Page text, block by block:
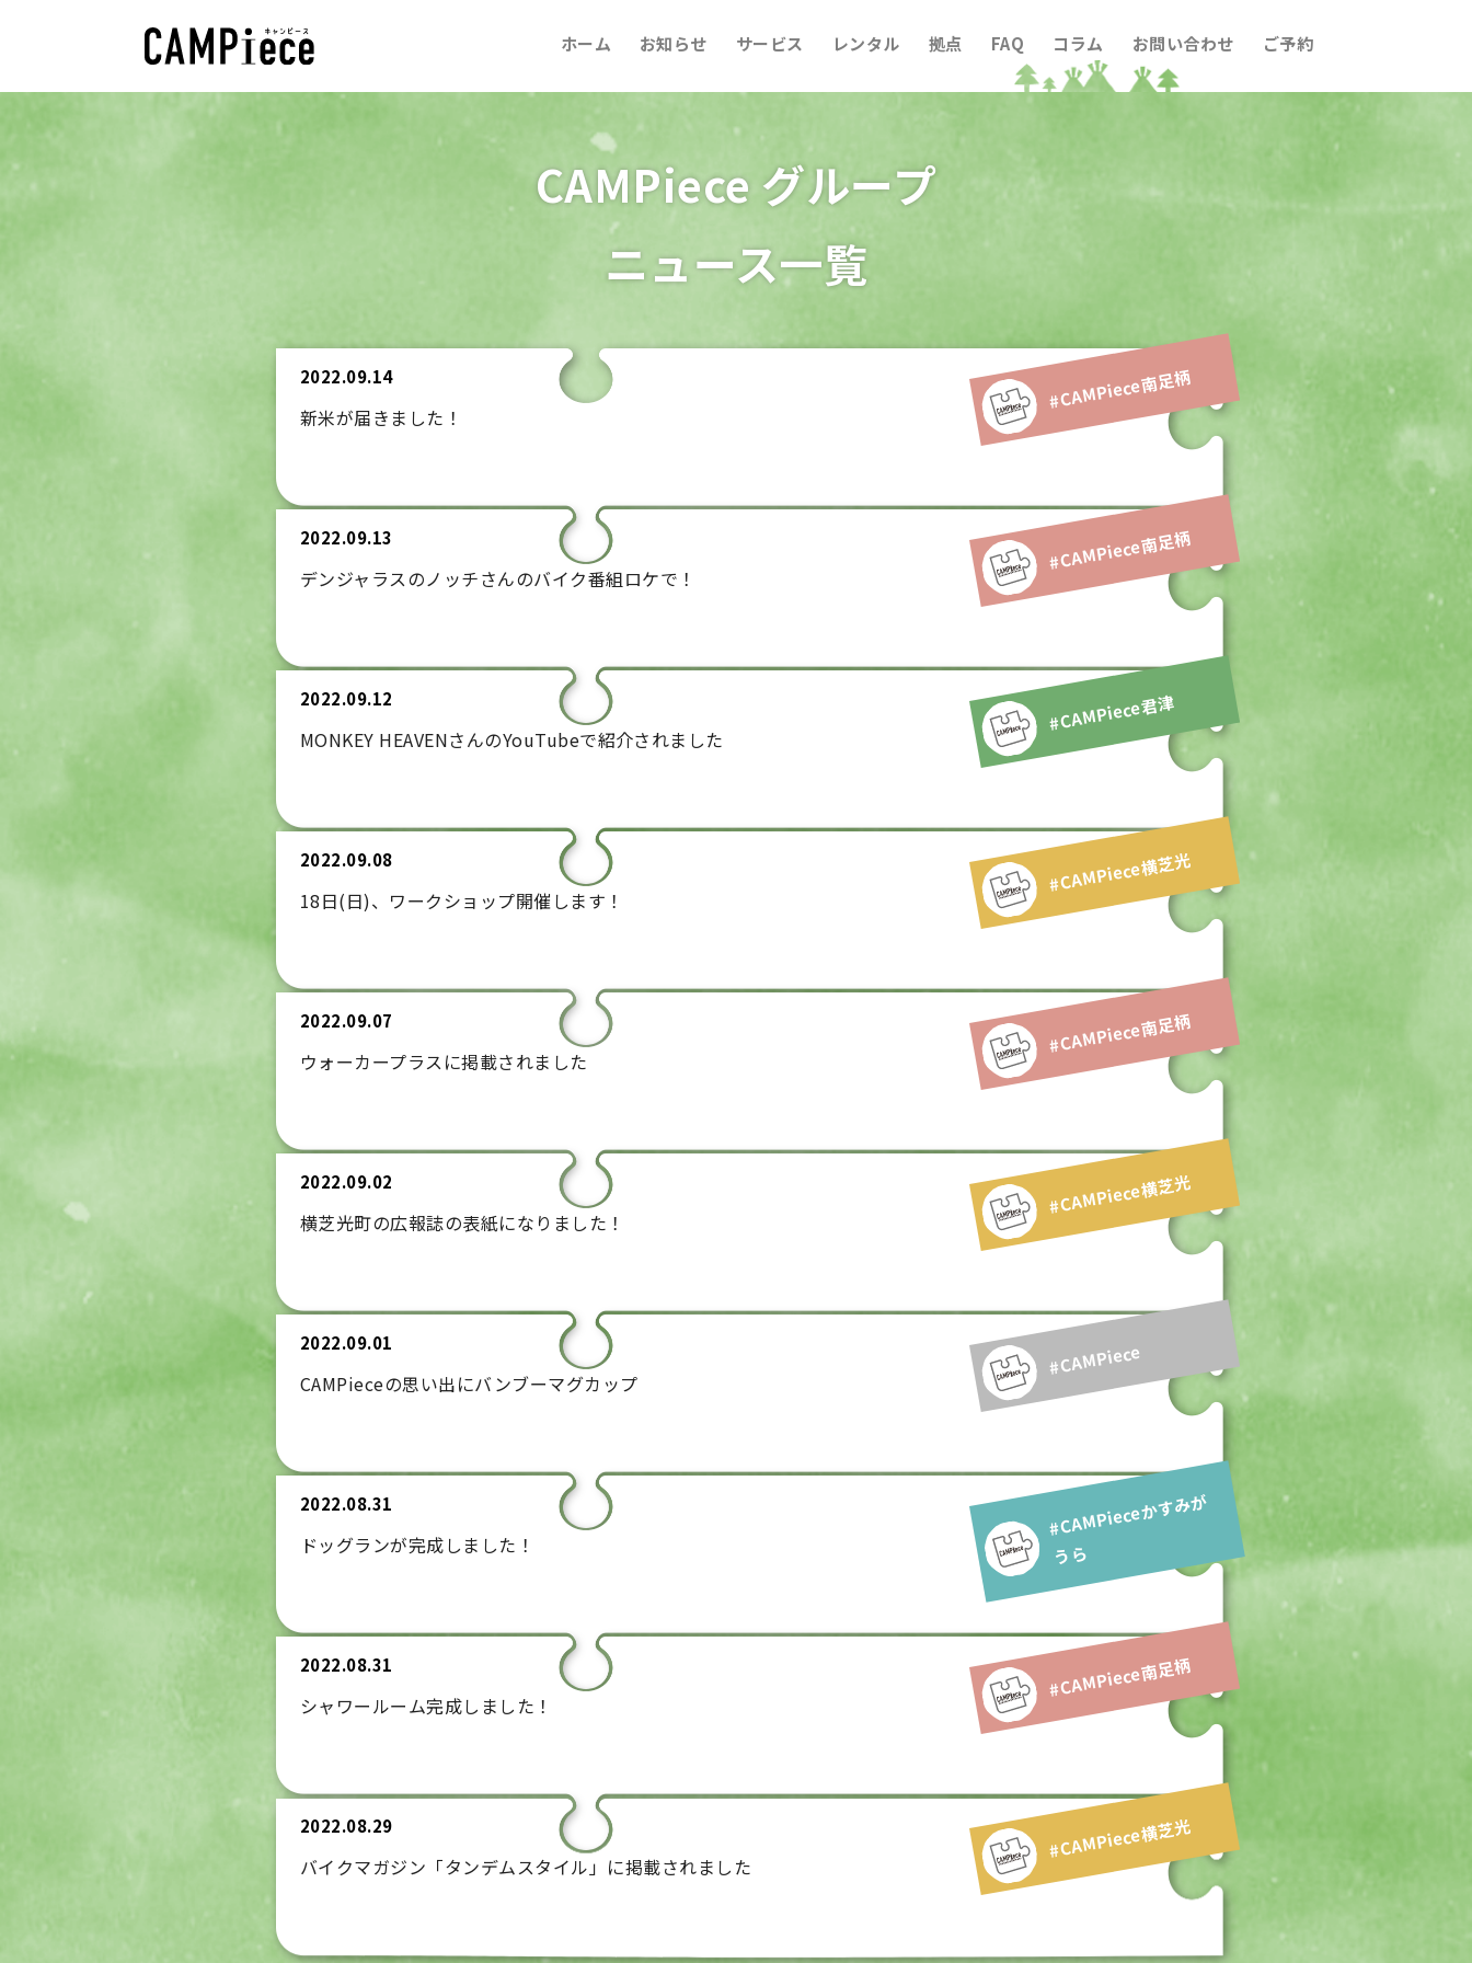
ホーム お知らせ サービス レンタル 拠点 FAQ コラム お問い合わせ ご予約
CAMPiece グループ
ニュース一覧
#CAMPiece南足柄
2022.09.14
新米が届きました！
#CAMPiece南足柄
2022.09.13
デンジャラスのノッチさんのバイク番組ロケで！
#CAMPiece君津
2022.09.12
MONKEY HEAVENさんのYouTubeで紹介されました
#CAMPiece横芝光
2022.09.08
18日(日)、ワークショップ開催します！
#CAMPiece南足柄
2022.09.07
ウォーカープラスに掲載されました
#CAMPiece横芝光
2022.09.02
横芝光町の広報誌の表紙になりました！
#CAMPiece
2022.09.01
CAMPieceの思い出にバンブーマグカップ
#CA
MPiece
か
す
み
が
う
ら
2022.08.31
ドッグランが完成しました！
#CAMPiece南足柄
2022.08.31
シャワールーム完成しました！
#CAMPiece横芝光
2022.08.29
バイクマガジン「タンデムスタイル」に掲載されました